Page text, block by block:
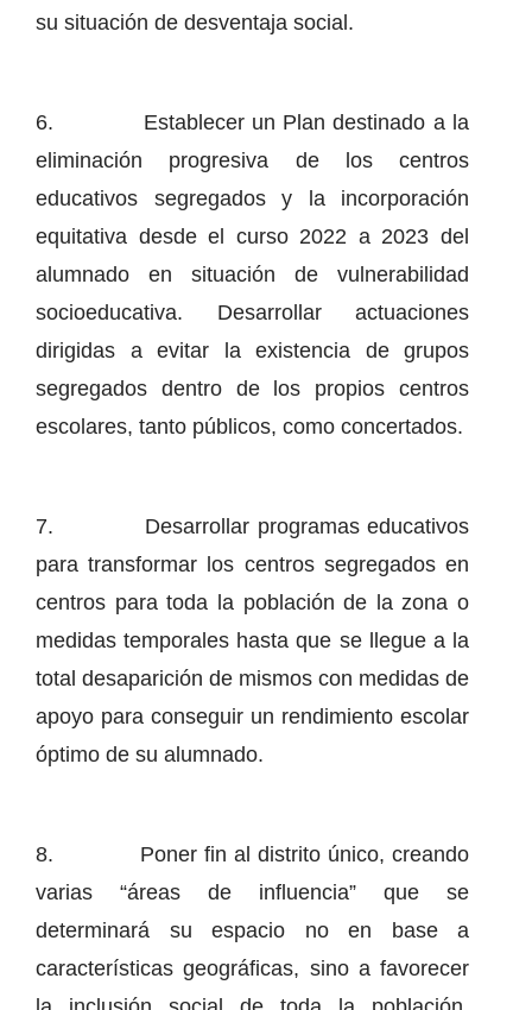
su situación de desventaja social.
6. Establecer un Plan destinado a la
eliminación progresiva de los centros
educativos segregados y la incorporación
equitativa desde el curso 2022 a 2023 del
alumnado en situación de vulnerabilidad
socioeducativa. Desarrollar actuaciones
dirigidas a evitar la existencia de grupos
segregados dentro de los propios centros
escolares, tanto públicos, como concertados.
7. Desarrollar programas educativos
para transformar los centros segregados en
centros para toda la población de la zona o
medidas temporales hasta que se llegue a la
total desaparición de mismos con medidas de
apoyo para conseguir un rendimiento escolar
óptimo de su alumnado.
8. Poner fin al distrito único, creando
varias “áreas de influencia” que se
determinará su espacio no en base a
características geográficas, sino a favorecer